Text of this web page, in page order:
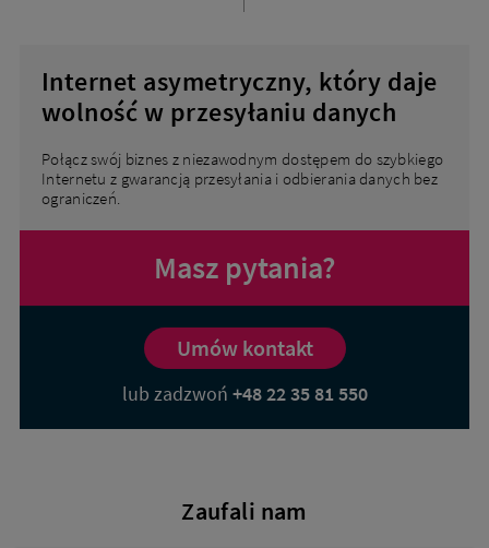
Internet asymetryczny, który daje
wolność w przesyłaniu danych
Połącz swój biznes z niezawodnym dostępem do szybkiego
Internetu z gwarancją przesyłania i odbierania danych bez
ograniczeń.
Masz pytania?
Umów kontakt
lub zadzwoń +48 22 35 81 550
Zaufali nam